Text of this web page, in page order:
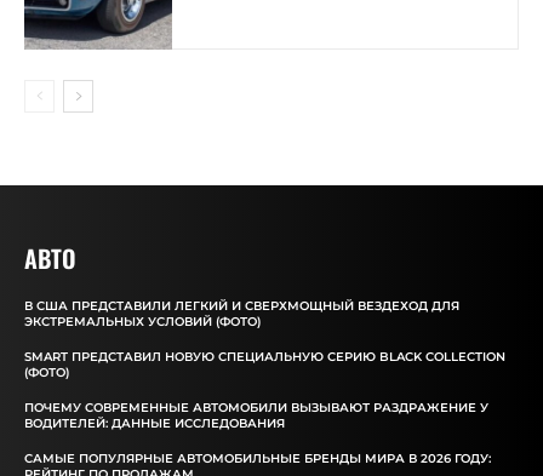
АВТО
В США ПРЕДСТАВИЛИ ЛЕГКИЙ И СВЕРХМОЩНЫЙ ВЕЗДЕХОД ДЛЯ
ЭКСТРЕМАЛЬНЫХ УСЛОВИЙ (ФОТО)
SMART ПРЕДСТАВИЛ НОВУЮ СПЕЦИАЛЬНУЮ СЕРИЮ BLACK COLLECTION
(ФОТО)
ПОЧЕМУ СОВРЕМЕННЫЕ АВТОМОБИЛИ ВЫЗЫВАЮТ РАЗДРАЖЕНИЕ У
ВОДИТЕЛЕЙ: ДАННЫЕ ИССЛЕДОВАНИЯ
САМЫЕ ПОПУЛЯРНЫЕ АВТОМОБИЛЬНЫЕ БРЕНДЫ МИРА В 2026 ГОДУ: